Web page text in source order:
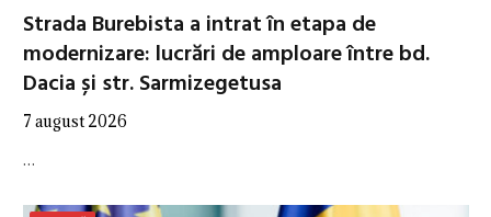
Strada Burebista a intrat în etapa de
modernizare: lucrări de amploare între bd.
Dacia și str. Sarmizegetusa
7 august 2026
…